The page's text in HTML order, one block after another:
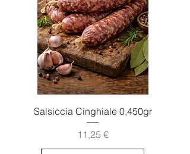
Salsiccia Cinghiale 0,450gr
Prezzo
11,25 €